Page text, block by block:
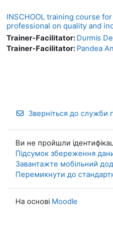
INSCHOOL training course
professional on quality and
Trainer-Facilitator: Durmis
Trainer-Facilitator: Pandea
Зверніться до служби
Ви не пройшли
Підсумок збереження
Завантажте мобільний
Перемикнути до
На основі Moodle